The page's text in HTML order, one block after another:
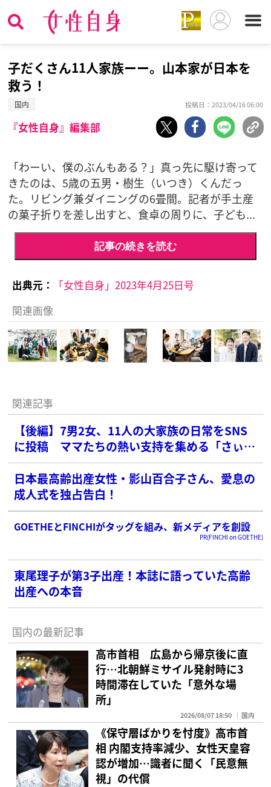
子だくさん11人家族ーー。山本家が日本を
救う！
国内 投稿日：2023/04/16 06:00
『女性自身』編集部
「わーい、僕のぶんもある？」真っ先に駆け寄って
きたのは、5歳の五男・樹生（いつき）くんだっ
た。リビング兼ダイニングの6畳間。記者が手土産
の菓子折りを差し出すと、食卓の周りに、子ども...
記事の続きを読む
出典元：
「女性自身」2023年4月25日号
関連画像
関連記事
【後編】7男2女、11人の大家族の日常をSNS
に投稿 ママたちの熱い支持を集める「さぃさ
ん」
日本最高齢出産女性・影山百合子さん、愛息の
成人式を独占告白！
GOETHEとFINCHIがタッグを組み、新メディアを創設
PR(FINCHI on GOETHE)
東尾理子が第3子出産！本誌に語っていた高齢
出産への本音
国内の最新記事
高市首相 広島から帰京後に直
行…北朝鮮ミサイル発射時に3
時間滞在していた「意外な場
所」
2026/08/07 18:50 国内
《保守層ばかりを忖度》高市首
相 内閣支持率減少、女性天皇容
認が増加…識者に聞く「民意無
視」の代償